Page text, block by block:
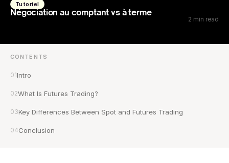
Tutoriel
Négociation au comptant vs à terme
2 min read
CONTENTS
01Intro
02What Is Futures Trading?
03Key Differences Between Spot and Futures Trading
04Conclusion